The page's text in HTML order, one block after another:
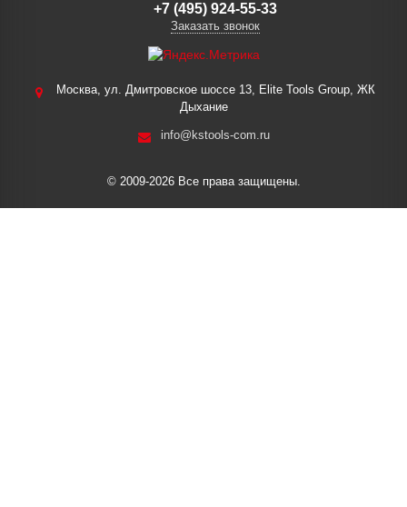
+7 (495) 924-55-33
Заказать звонок
Москва, ул. Дмитровское шоссе 13, Elite Tools Group, ЖК
Дыхание
info@kstools-com.ru
© 2009-2026 Все права защищены.